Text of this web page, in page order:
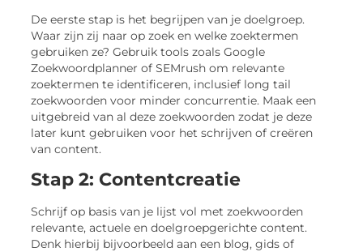
De eerste stap is het begrijpen van je doelgroep.
Waar zijn zij naar op zoek en welke zoektermen
gebruiken ze? Gebruik tools zoals Google
Zoekwoordplanner of SEMrush om relevante
zoektermen te identificeren, inclusief long tail
zoekwoorden voor minder concurrentie. Maak een
uitgebreid van al deze zoekwoorden zodat je deze
later kunt gebruiken voor het schrijven of creëren
van content.
Stap 2: Contentcreatie
Schrijf op basis van je lijst vol met zoekwoorden
relevante, actuele en doelgroepgerichte content.
Denk hierbij bijvoorbeeld aan een blog, gids of